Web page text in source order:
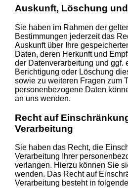
Auskunft, Löschung
Sie haben im Rahmen der
Bestimmungen jederzeit das
Auskunft über Ihre
Daten, deren Herkunft und
der Datenverarbeitung und ggf.
Berichtigung oder Löschung
sowie zu weiteren Fragen zum
personenbezogene Daten
an uns wenden.
Recht auf
Verarbeitung
Sie haben das Recht, die
Verarbeitung Ihrer
verlangen. Hierzu können Sie
wenden. Das Recht auf
Verarbeitung besteht in